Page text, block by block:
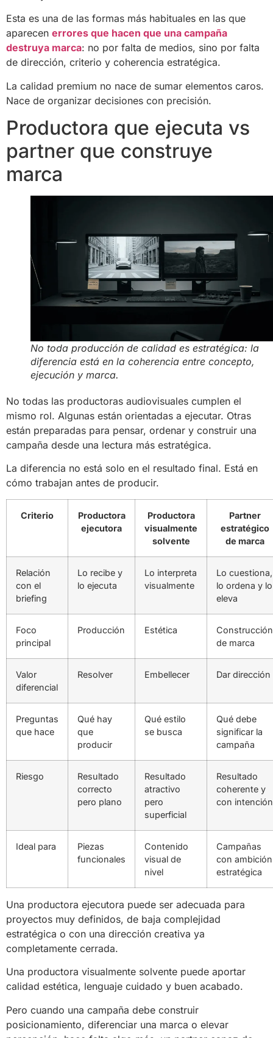
Esta es una de las formas más habituales en las que
aparecen errores que hacen que una campaña
destruya marca: no por falta de medios, sino por falta
de dirección, criterio y coherencia estratégica.
La calidad premium no nace de sumar elementos caros.
Nace de organizar decisiones con precisión.
Productora que ejecuta vs
partner que construye
marca
No toda producción de calidad es estratégica: la
diferencia está en la coherencia entre concepto,
ejecución y marca.
No todas las productoras audiovisuales cumplen el
mismo rol. Algunas están orientadas a ejecutar. Otras
están preparadas para pensar, ordenar y construir una
campaña desde una lectura más estratégica.
La diferencia no está solo en el resultado final. Está en
cómo trabajan antes de producir.
Criterio
Productora
ejecutora
Productora
visualmente
solvente
Partner
estratégico
de marca
Relación
con el
briefing
Lo recibe y
lo ejecuta
Lo interpreta
visualmente
Lo cuestiona,
lo ordena y lo
eleva
Foco
principal
Producción Estética
Construcción
de marca
Valor
diferencial
Resolver Embellecer Dar dirección
Preguntas
que hace
Qué hay
que
producir
Qué estilo
se busca
Qué debe
significar la
campaña
Riesgo
Resultado
correcto
pero plano
Resultado
atractivo
pero
superficial
Resultado
coherente y
con intención
Ideal para
Piezas
funcionales
Contenido
visual de
nivel
Campañas
con ambición
estratégica
Una productora ejecutora puede ser adecuada para
proyectos muy definidos, de baja complejidad
estratégica o con una dirección creativa ya
completamente cerrada.
Una productora visualmente solvente puede aportar
calidad estética, lenguaje cuidado y buen acabado.
Pero cuando una campaña debe construir
posicionamiento, diferenciar una marca o elevar